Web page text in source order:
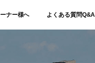
ナー様へ よくある質問Q&A